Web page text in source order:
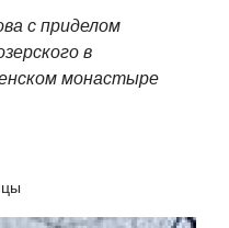
с приделом
в
монастыре